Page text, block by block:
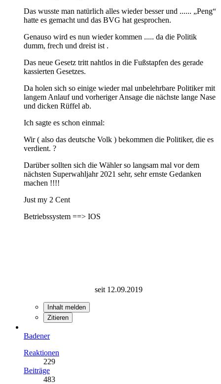
Das wusste man natürlich alles wieder besser und ...... „Peng“
hatte es gemacht und das BVG hat gesprochen.
Genauso wird es nun wieder kommen ..... da die Politik
dumm, frech und dreist ist .
Das neue Gesetz tritt nahtlos in die Fußstapfen des gerade
kassierten Gesetzes.
Da holen sich so einige wieder mal unbelehrbare Politiker mit
langem Anlauf und vorheriger Ansage die nächste lange Nase
und dicken Rüffel ab.
Ich sagte es schon einmal:
Wir ( also das deutsche Volk ) bekommen die Politiker, die es
verdient. ?
Darüber sollten sich die Wähler so langsam mal vor dem
nächsten Superwahljahr 2021 sehr, sehr ernste Gedanken
machen !!!!
Just my 2 Cent
Betriebssystem ==> IOS
seit 12.09.2019
Inhalt melden
Zitieren
Badener
Reaktionen
229
Beiträge
483